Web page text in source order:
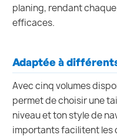
planing, rendant
efficaces.
Adaptée à
Avec cinq volumes
permet de choisir une
niveau et ton style de
importants facilitent les